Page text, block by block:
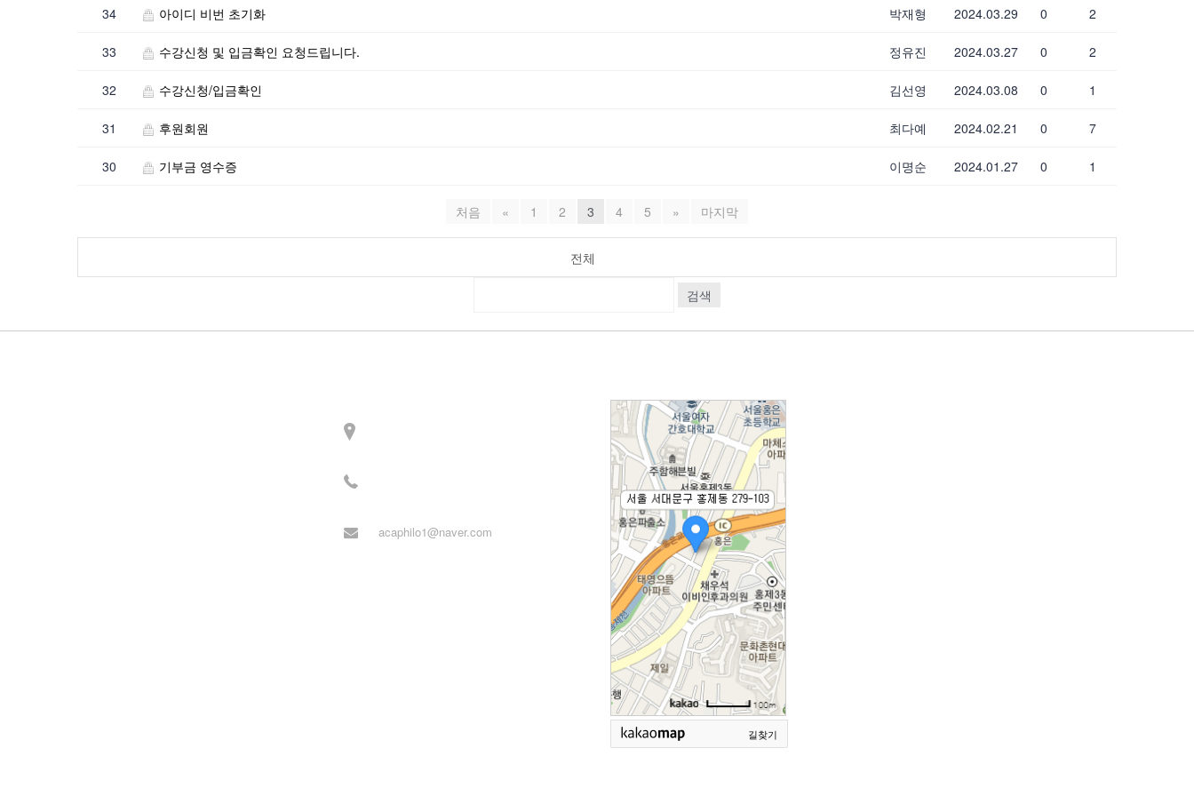
34 아이디 비번 초기화 박재형 2024.03.29 0 2
33 수강신청 및 입금확인 요청드립니다. 정유진 2024.03.27 0 2
32 수강신청/입금확인 김선영 2024.03.08 0 1
31 후원회원 최다예 2024.02.21 0 7
30 기부금 영수증 이명순 2024.01.27 0 1
처음 « 1 2 3 4 5 » 마지막
전체
검색
acaphilo1@naver.com
길찾기